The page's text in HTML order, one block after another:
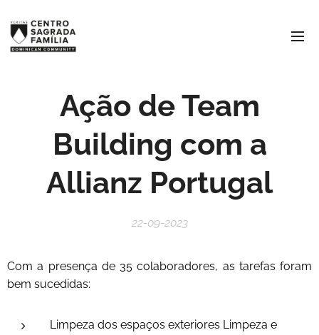
Ação de Team
Building com a
Allianz Portugal
22-09-2023
Com a presença de 35 colaboradores, as tarefas foram
bem sucedidas:
Limpeza dos espaços exteriores Limpeza e